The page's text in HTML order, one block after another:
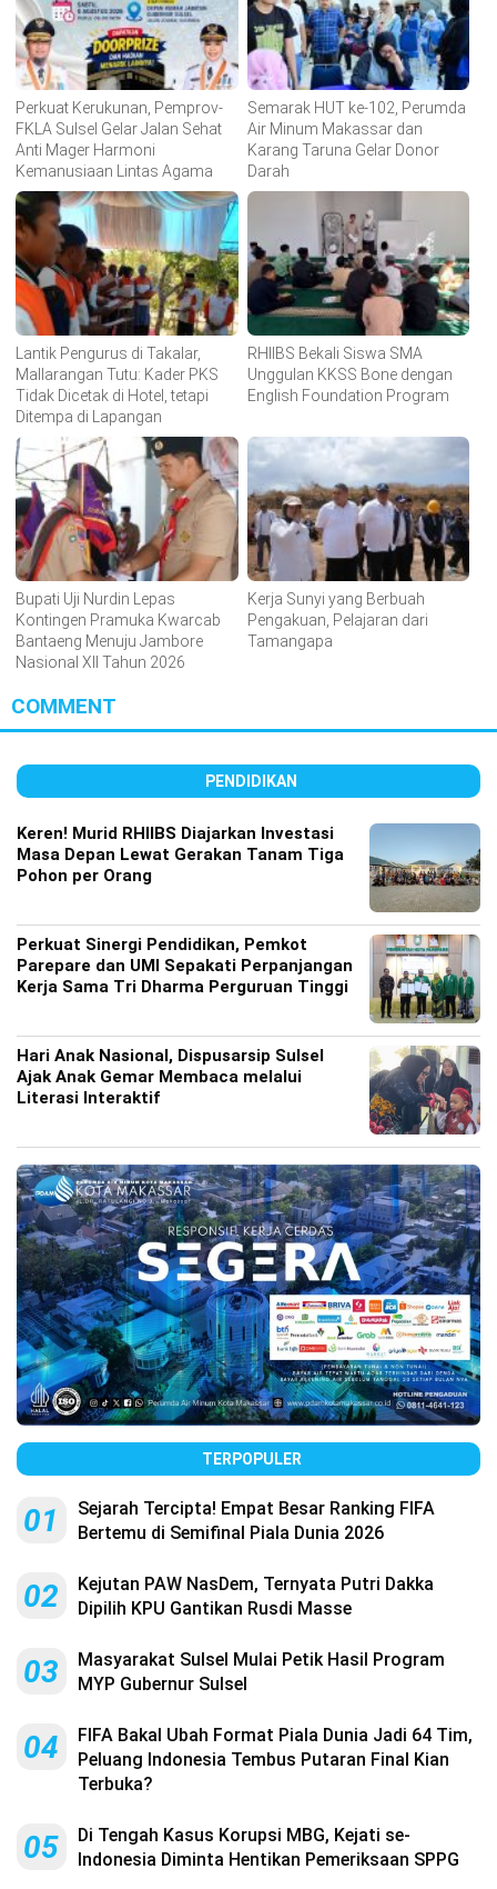
Perkuat Kerukunan, Pemprov-
FKLA Sulsel Gelar Jalan Sehat
Anti Mager Harmoni
Kemanusiaan Lintas Agama
Semarak HUT ke-102, Perumda
Air Minum Makassar dan
Karang Taruna Gelar Donor
Darah
Lantik Pengurus di Takalar,
Mallarangan Tutu: Kader PKS
Tidak Dicetak di Hotel, tetapi
Ditempa di Lapangan
RHIIBS Bekali Siswa SMA
Unggulan KKSS Bone dengan
English Foundation Program
Bupati Uji Nurdin Lepas
Kontingen Pramuka Kwarcab
Bantaeng Menuju Jambore
Nasional XII Tahun 2026
Kerja Sunyi yang Berbuah
Pengakuan, Pelajaran dari
Tamangapa
COMMENT
PENDIDIKAN
Keren! Murid RHIIBS Diajarkan Investasi
Masa Depan Lewat Gerakan Tanam Tiga
Pohon per Orang
Perkuat Sinergi Pendidikan, Pemkot
Parepare dan UMI Sepakati Perpanjangan
Kerja Sama Tri Dharma Perguruan Tinggi
Hari Anak Nasional, Dispusarsip Sulsel
Ajak Anak Gemar Membaca melalui
Literasi Interaktif
TERPOPULER
01
Sejarah Tercipta! Empat Besar Ranking FIFA
Bertemu di Semifinal Piala Dunia 2026
02
Kejutan PAW NasDem, Ternyata Putri Dakka
Dipilih KPU Gantikan Rusdi Masse
03
Masyarakat Sulsel Mulai Petik Hasil Program
MYP Gubernur Sulsel
04
FIFA Bakal Ubah Format Piala Dunia Jadi 64 Tim,
Peluang Indonesia Tembus Putaran Final Kian
Terbuka?
05
Di Tengah Kasus Korupsi MBG, Kejati se-
Indonesia Diminta Hentikan Pemeriksaan SPPG